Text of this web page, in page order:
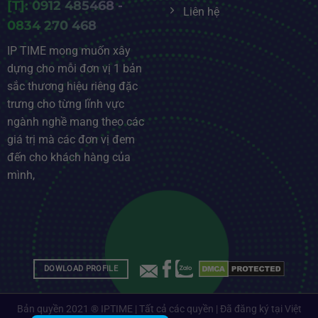
[T]: 0912 485468 -
0834 270 468
IP TIME mong muốn xây
dựng cho mỗi đơn vị 1 bản
sắc thương hiệu riêng đặc
trưng cho từng lĩnh vực
ngành nghề mang theo các
giá trị mà các đơn vị đem
đến cho khách hàng của
mình,
Liên hệ
DOWLOAD PROFILE
Bản quyền 2021 ® IPTIME | Tất cả các quyền | Đã đăng ký tại Việt